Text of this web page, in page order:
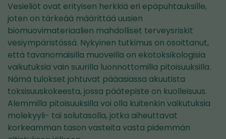
Vesieliöt ovat erityisen herkkiä eri epäpuhtauksille,
joten on tärkeää määrittää uusien
biomuovimateriaalien mahdolliset terveysriskit
vesiympäristössä. Nykyinen tutkimus on osoittanut,
että tavanomaisilla muoveilla on ekotoksikologisia
vaikutuksia vain suurilla luonnottomilla pitoisuuksilla.
Nämä tulokset johtuvat pääasiassa akuutista
toksisuuskokeesta, jossa päätepiste on kuolleisuus.
Alemmilla pitoisuuksilla voi olla kuitenkin vaikutuksia
molekyyli- tai solutasolla, jotka aiheuttavat
korkeamman tason vasteita vasta pidemmän